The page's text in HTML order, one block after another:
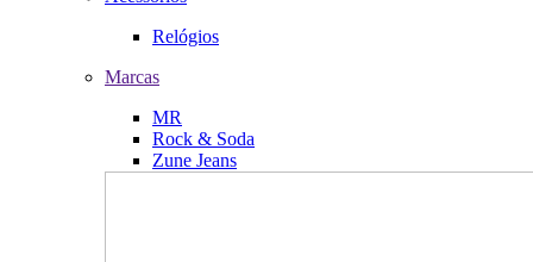
Relógios
Marcas
MR
Rock & Soda
Zune Jeans